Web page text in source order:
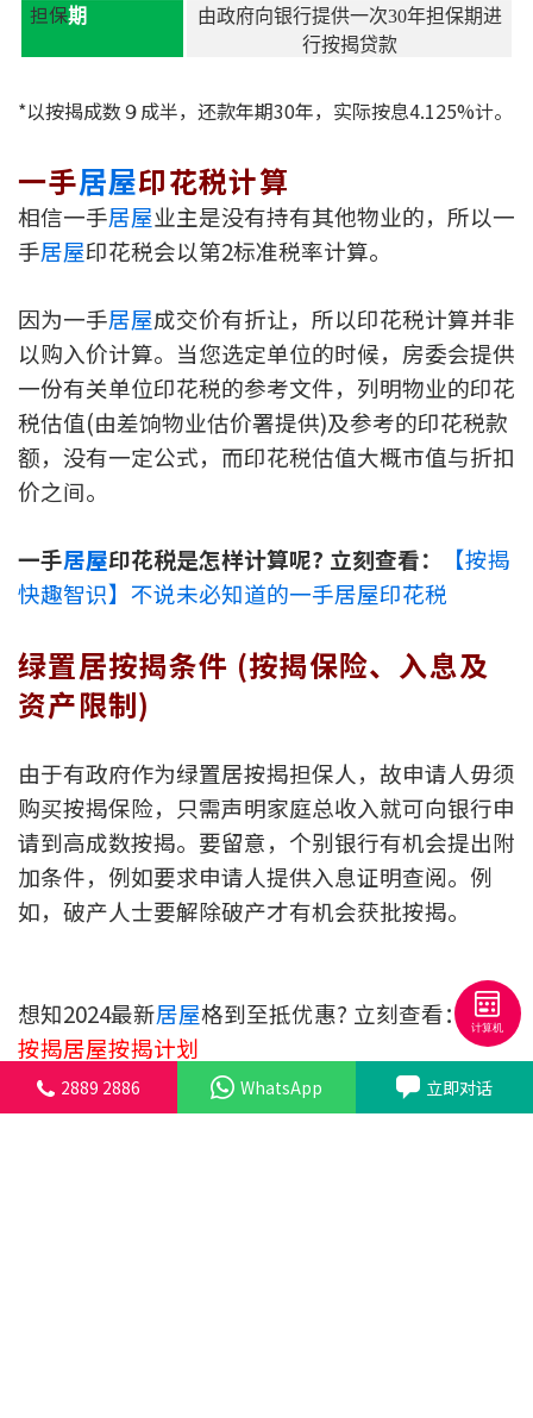
担保期 由政府向银行提供一次30年担保期进
行按揭贷款
*以按揭成数９成半，还款年期30年，实际按息4.125%计。
一手居屋印花税计算
相信一手居屋业主是没有持有其他物业的，所以一
手居屋印花税会以第2标准税率计算。
因为一手居屋成交价有折让，所以印花税计算并非
以购入价计算。当您选定单位的时候，房委会提供
一份有关单位印花税的参考文件，列明物业的印花
税估值(由差饷物业估价署提供)及参考的印花税款
额，没有一定公式，而印花税估值大概市值与折扣
价之间。
一手居屋印花税是怎样计算呢? 立刻查看：
【按揭
快趣智识】不说未必知道的一手居屋印花税
绿置居按揭条件 (按揭保险、入息及
资产限制)
由于有政府作为绿置居按揭担保人，故申请人毋须
购买按揭保险，只需声明家庭总收入就可向银行申
请到高成数按揭。要留意，个别银行有机会提出附
加条件，例如要求申请人提供入息证明查阅。例
如，破产人士要解除破产才有机会获批按揭。
想知2024最新居屋格到至抵优惠? 立刻查看： 中原
按揭居屋按揭计划
如需进一步了解详情，欢迎与我们的专业 按揭顾问
联络。
2889 2886 WhatsApp 立即对话